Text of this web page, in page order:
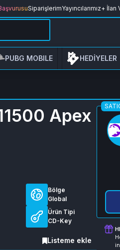
SiparişlerimYayıncılarımız+ İlan
PUBG MOBILE HEDİYELER
Apex
Bölge
Global
Ürün Tipi
CD-Key
Listeme ekle